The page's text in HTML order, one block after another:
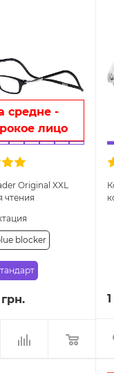
средне -
лицо
Original XXL
чтения
blocker